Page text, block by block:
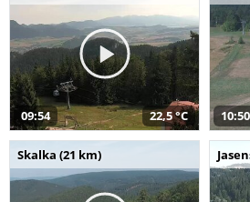
09:54 22,5 °C 10:50
Skalka (21 km)